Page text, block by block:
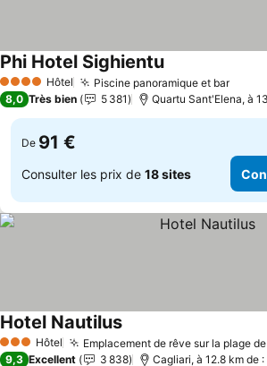
4 Étoiles Hôtel Piscine panoramique et bar
Phi Hotel Sighientu
8,0 Très bien 5 381 Quartu Sant'Elena, à
De 91 €
Consulter les prix de 18 sites
3 ÉtoilesHôtel Emplacement de rêve sur la plage
Hotel Nautilus
9,3 Excellent 3 838 Cagliari, à 12.8 km de :